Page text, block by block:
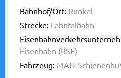
Bahnhof/Ort: Runkel
Strecke: Lahntalbahn
Eisenbahn (RSE)
Fahrzeug: MAN-